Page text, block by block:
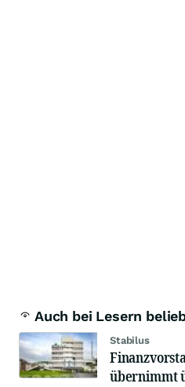
Auch bei Lesern
Stabilus
übernimmt